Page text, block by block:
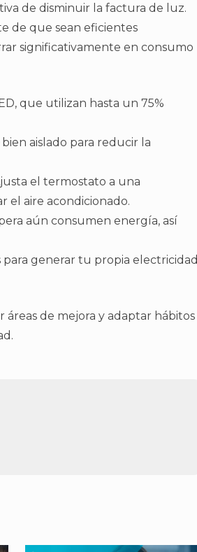
de disminuir la factura de luz.
de que sean eficientes
significativamente en consumo
que utilizan hasta un 75%
aislado para reducir la
el termostato a una
el aire acondicionado.
aún consumen energía, así
para generar tu propia
de mejora y adaptar hábitos